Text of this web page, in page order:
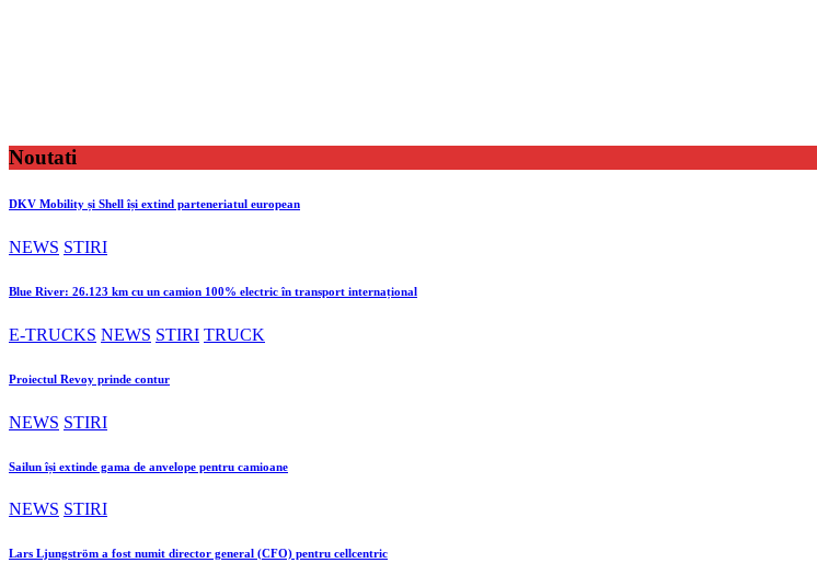
Noutati
DKV Mobility și Shell își extind parteneriatul european
NEWS STIRI
Blue River: 26.123 km cu un camion 100% electric în transport internațional
E-TRUCKS NEWS STIRI TRUCK
Proiectul Revoy prinde contur
NEWS STIRI
Sailun își extinde gama de anvelope pentru camioane
NEWS STIRI
Lars Ljungström a fost numit director general (CFO) pentru cellcentric